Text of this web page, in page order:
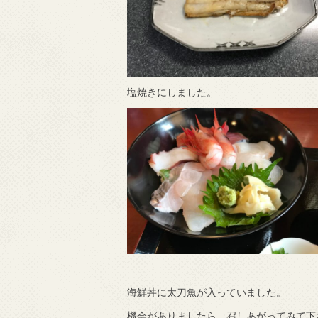
塩焼きにしました。
海鮮丼に太刀魚が入っていました。